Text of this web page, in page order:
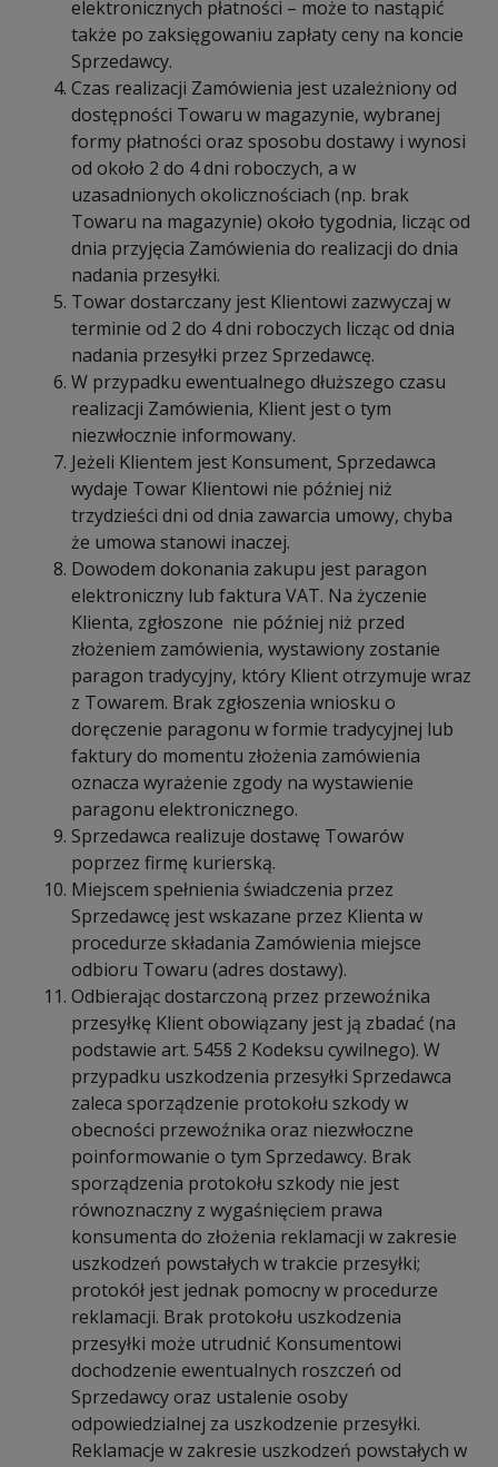
elektronicznych płatności – może to nastąpić
także po zaksięgowaniu zapłaty ceny na koncie
Sprzedawcy.
Czas realizacji Zamówienia jest uzależniony od
dostępności Towaru w magazynie, wybranej
formy płatności oraz sposobu dostawy i wynosi
od około 2 do 4 dni roboczych, a w
uzasadnionych okolicznościach (np. brak
Towaru na magazynie) około tygodnia, licząc od
dnia przyjęcia Zamówienia do realizacji do dnia
nadania przesyłki.
Towar dostarczany jest Klientowi zazwyczaj w
terminie od 2 do 4 dni roboczych licząc od dnia
nadania przesyłki przez Sprzedawcę.
W przypadku ewentualnego dłuższego czasu
realizacji Zamówienia, Klient jest o tym
niezwłocznie informowany.
Jeżeli Klientem jest Konsument, Sprzedawca
wydaje Towar Klientowi nie później niż
trzydzieści dni od dnia zawarcia umowy, chyba
że umowa stanowi inaczej.
Dowodem dokonania zakupu jest paragon
elektroniczny lub faktura VAT. Na życzenie
Klienta, zgłoszone nie później niż przed
złożeniem zamówienia, wystawiony zostanie
paragon tradycyjny, który Klient otrzymuje wraz
z Towarem. Brak zgłoszenia wniosku o
doręczenie paragonu w formie tradycyjnej lub
faktury do momentu złożenia zamówienia
oznacza wyrażenie zgody na wystawienie
paragonu elektronicznego.
Sprzedawca realizuje dostawę Towarów
poprzez firmę kurierską.
Miejscem spełnienia świadczenia przez
Sprzedawcę jest wskazane przez Klienta w
procedurze składania Zamówienia miejsce
odbioru Towaru (adres dostawy).
Odbierając dostarczoną przez przewoźnika
przesyłkę Klient obowiązany jest ją zbadać (na
podstawie art. 545§ 2 Kodeksu cywilnego). W
przypadku uszkodzenia przesyłki Sprzedawca
zaleca sporządzenie protokołu szkody w
obecności przewoźnika oraz niezwłoczne
poinformowanie o tym Sprzedawcy. Brak
sporządzenia protokołu szkody nie jest
równoznaczny z wygaśnięciem prawa
konsumenta do złożenia reklamacji w zakresie
uszkodzeń powstałych w trakcie przesyłki;
protokół jest jednak pomocny w procedurze
reklamacji. Brak protokołu uszkodzenia
przesyłki może utrudnić Konsumentowi
dochodzenie ewentualnych roszczeń od
Sprzedawcy oraz ustalenie osoby
odpowiedzialnej za uszkodzenie przesyłki.
Reklamacje w zakresie uszkodzeń powstałych w